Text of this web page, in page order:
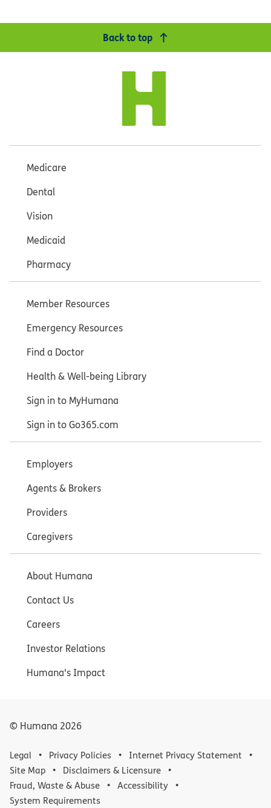
Back to top
Medicare
Dental
Vision
Medicaid
Pharmacy
Member Resources
Emergency Resources
Find a Doctor
Health & Well-being Library
Sign in to MyHumana
Sign in to Go365.com
Employers
Agents & Brokers
Providers
Caregivers
About Humana
Contact Us
Careers
Investor Relations
Humana's Impact
© Humana 2026
Legal Privacy Policies
Internet Privacy Statement
Site Map
Disclaimers & Licensure
Fraud, Waste & Abuse
Accessibility
System Requirements